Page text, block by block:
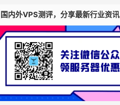
国内外VPS测评，分享最新行业资讯